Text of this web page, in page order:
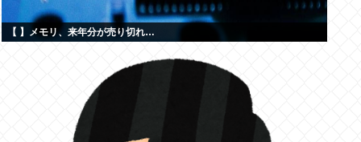
【 】メモリ、来年分が売り切れ…